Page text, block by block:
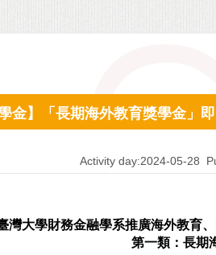
學金】「長期海外教育獎學金」
Activity day:2024-05-28
灣大學財務金融學系推廣海外教育
第一類：長期